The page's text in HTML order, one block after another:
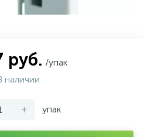
руб. /упак
наличии
+ упак